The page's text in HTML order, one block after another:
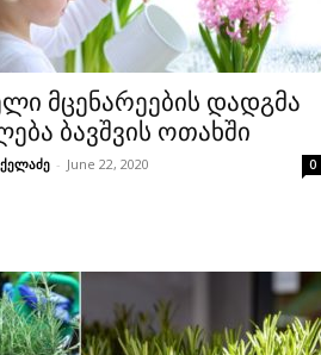
მცენარეების დადგმა
ბავშვის ოთახში
- June 22, 2020 0